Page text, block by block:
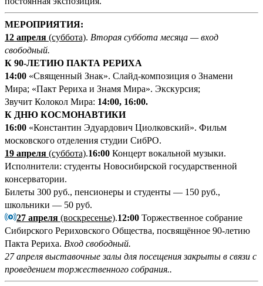
МЕРОПРИЯТИЯ:
12 апреля (суббота). Вторая суббота месяца — вход
свободный.
К 90-ЛЕТИЮ ПАКТА РЕРИХА
14:00 «Священный Знак». Слайд-композиция о Знамени
Мира; «Пакт Рериха и Знамя Мира». Экскурсия;
Звучит Колокол Мира: 14:00, 16:00.
К ДНЮ КОСМОНАВТИКИ
16:00 «Константин Эдуардович Циолковский». Фильм
московского отделения студии СибРО.
19 апреля (суббота).16:00 Концерт вокальной музыки.
Исполнители: студенты Новосибирской государственной
консерватории.
Билеты 300 руб., пенсионеры и студенты — 150 руб.,
школьники — 50 руб.
27 апреля (воскресенье).12:00 Торжественное собрание
Сибирского Рериховского Общества, посвящённое 90-летию
Пакта Рериха. Вход свободный.
27 апреля выставочные залы для посещения закрыты в связи с
проведением торжественного собрания..